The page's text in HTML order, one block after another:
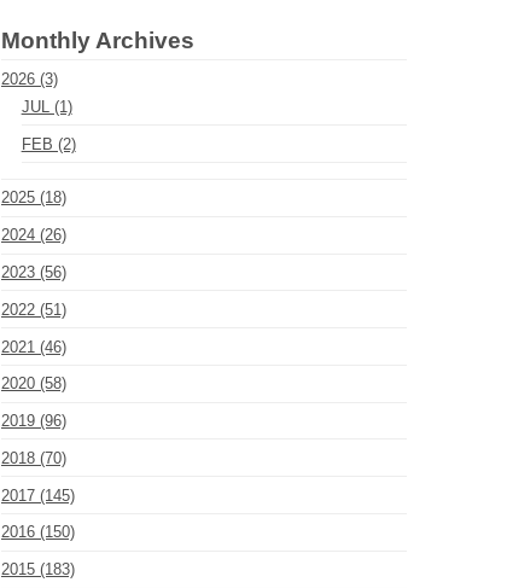
Monthly Archives
2026 (3)
JUL (1)
FEB (2)
2025 (18)
2024 (26)
2023 (56)
2022 (51)
2021 (46)
2020 (58)
2019 (96)
2018 (70)
2017 (145)
2016 (150)
2015 (183)